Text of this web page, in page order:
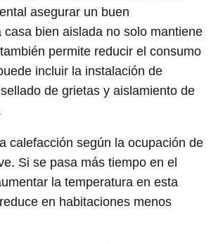
asegurar un buen
casa bien aislada no solo mantiene
permite reducir el consumo
incluir la instalación de
de grietas y aislamiento de
calefacción según la ocupación de
Si se pasa más tiempo en el
la temperatura en esta
en habitaciones menos